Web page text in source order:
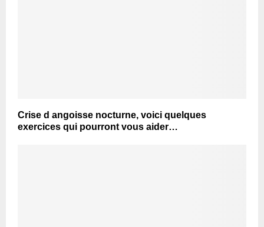
Crise d angoisse nocturne, voici quelques
exercices qui pourront vous aider…